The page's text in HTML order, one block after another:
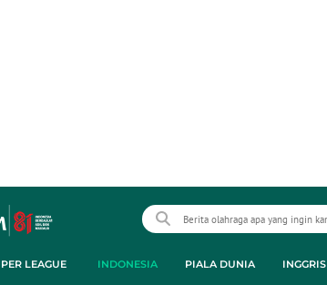
LEAGUE INDONESIA PIALA DUNIA INGGRIS